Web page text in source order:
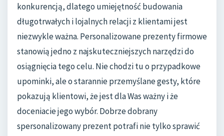
konkurencją, dlatego umiejętność budowania
długotrwałych i lojalnych relacji z klientami jest
niezwykle ważna. Personalizowane prezenty firmowe
stanowią jedno z najskuteczniejszych narzędzi do
osiągnięcia tego celu. Nie chodzi tu o przypadkowe
upominki, ale o starannie przemyślane gesty, które
pokazują klientowi, że jest dla Was ważny i że
doceniacie jego wybór. Dobrze dobrany
spersonalizowany prezent potrafi nie tylko sprawić